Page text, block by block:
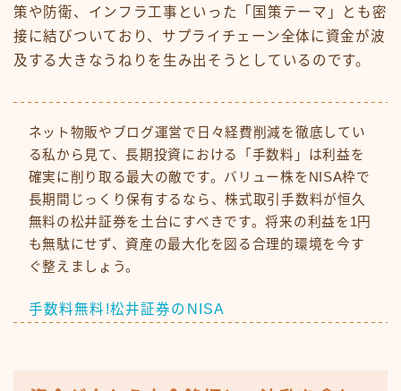
策や防衛、インフラ工事といった「国策テーマ」とも密
接に結びついており、サプライチェーン全体に資金が波
及する大きなうねりを生み出そうとしているのです。
ネット物販やブログ運営で日々経費削減を徹底してい
る私から見て、長期投資における「手数料」は利益を
確実に削り取る最大の敵です。バリュー株をNISA枠で
長期間じっくり保有するなら、株式取引手数料が恒久
無料の松井証券を土台にすべきです。将来の利益を1円
も無駄にせず、資産の最大化を図る合理的環境を今す
ぐ整えましょう。
手数料無料!松井証券のNISA